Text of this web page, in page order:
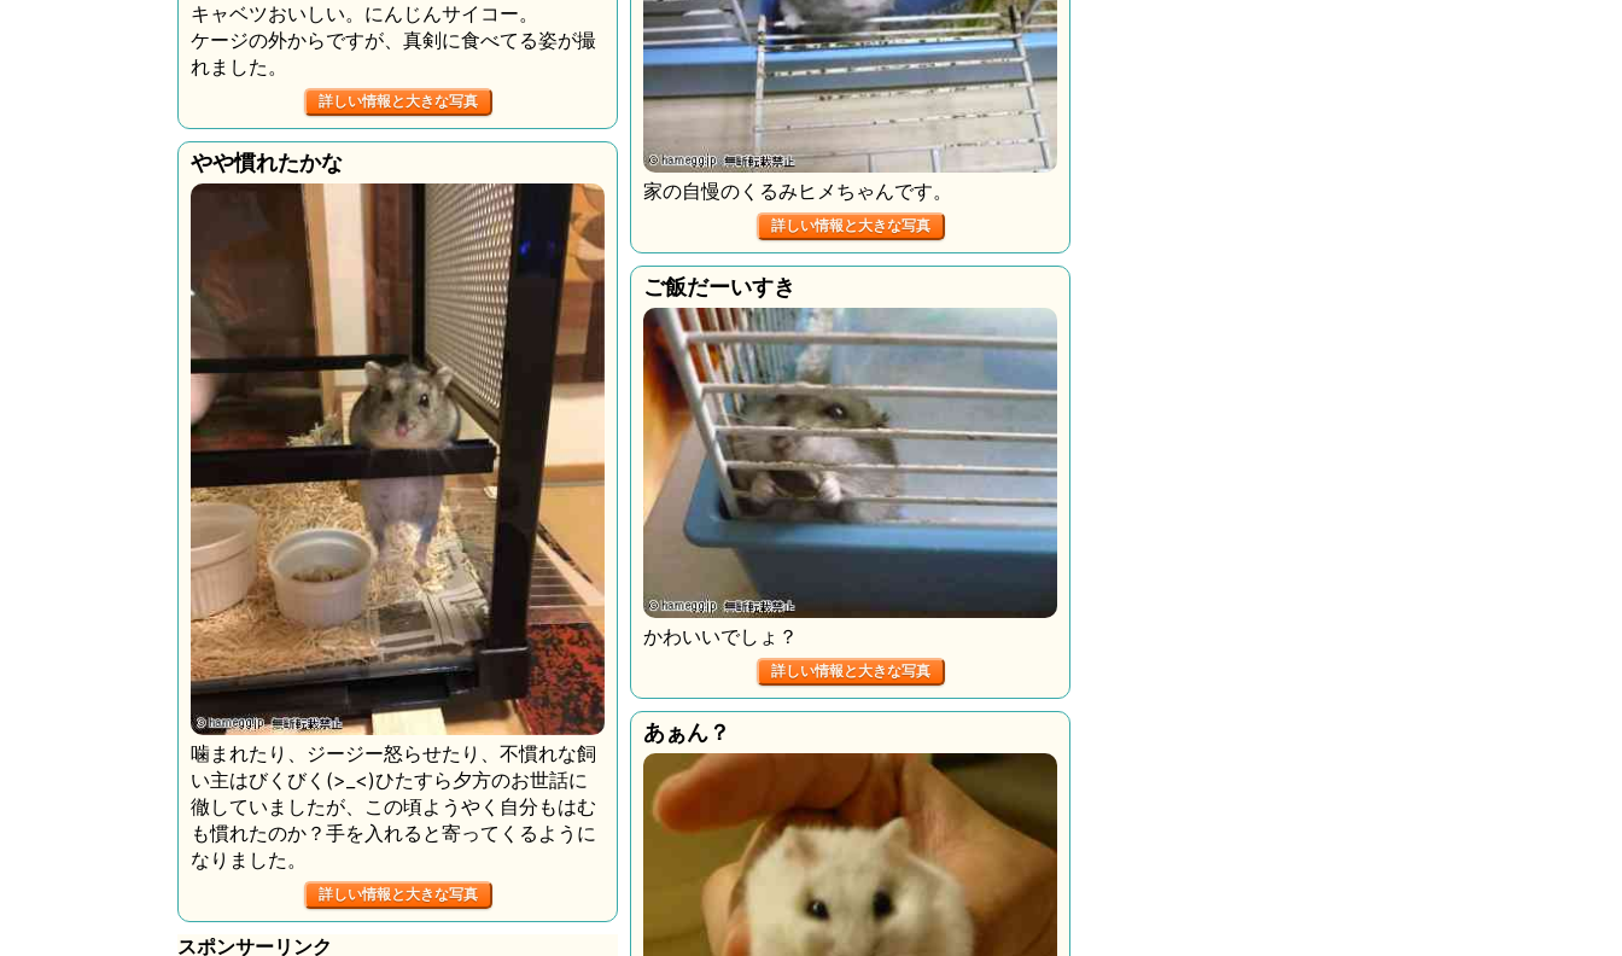
キャベツおいしい。にんじんサイコー。
ケージの外からですが、真剣に食べてる姿が撮
れました。
詳しい情報と大きな写真
やや慣れたかな
噛まれたり、ジージー怒らせたり、不慣れな飼
い主はびくびく(>_<)ひたすら夕方のお世話に
徹していましたが、この頃ようやく自分もはむ
も慣れたのか？手を入れると寄ってくるように
なりました。
詳しい情報と大きな写真
スポンサーリンク
家の自慢のくるみヒメちゃんです。
詳しい情報と大きな写真
ご飯だーいすき
かわいいでしょ？
詳しい情報と大きな写真
あぁん？